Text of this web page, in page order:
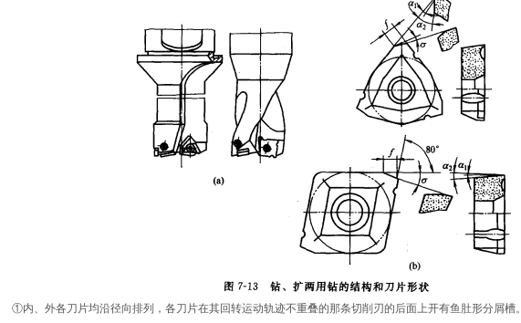
①内、外各刀片均沿径向排列，各刀片在其回转运动轨迹不重叠的那条切削刃的后面上开有鱼肚形分屑槽。